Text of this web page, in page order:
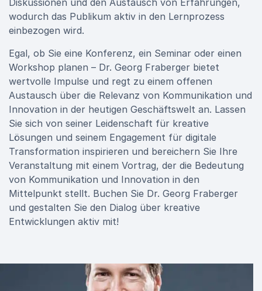
Diskussionen und den Austausch von Erfahrungen,
wodurch das Publikum aktiv in den Lernprozess
einbezogen wird.
Egal, ob Sie eine Konferenz, ein Seminar oder einen
Workshop planen – Dr. Georg Fraberger bietet
wertvolle Impulse und regt zu einem offenen
Austausch über die Relevanz von Kommunikation und
Innovation in der heutigen Geschäftswelt an. Lassen
Sie sich von seiner Leidenschaft für kreative
Lösungen und seinem Engagement für digitale
Transformation inspirieren und bereichern Sie Ihre
Veranstaltung mit einem Vortrag, der die Bedeutung
von Kommunikation und Innovation in den
Mittelpunkt stellt. Buchen Sie Dr. Georg Fraberger
und gestalten Sie den Dialog über kreative
Entwicklungen aktiv mit!